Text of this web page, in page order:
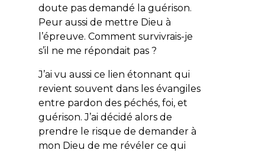
doute pas demandé la guérison.
Peur aussi de mettre Dieu à
l’épreuve. Comment survivrais-je
s’il ne me répondait pas ?
J’ai vu aussi ce lien étonnant qui
revient souvent dans les évangiles
entre pardon des péchés, foi, et
guérison. J’ai décidé alors de
prendre le risque de demander à
mon Dieu de me révéler ce qui